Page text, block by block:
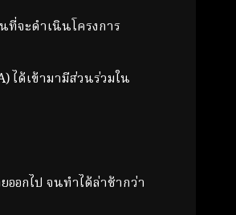
จะดำเนินโครงการ
ได้เข้ามามีส่วนร่วมใน
อกไป จนทำได้ล่าช้ากว่า